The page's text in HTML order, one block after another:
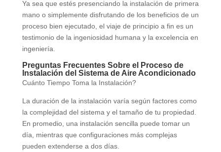
Ya sea que estés presenciando la instalación de primera
mano o simplemente disfrutando de los beneficios de un
proceso bien ejecutado, el viaje de principio a fin es un
testimonio de la ingeniosidad humana y la excelencia en
ingeniería.
Preguntas Frecuentes Sobre el Proceso de
Instalación del Sistema de Aire Acondicionado
Cuánto Tiempo Toma la Instalación?
La duración de la instalación varía según factores como
la complejidad del sistema y el tamaño de tu propiedad.
En promedio, una instalación sencilla puede tomar un
día, mientras que configuraciones más complejas
pueden extenderse a dos días.